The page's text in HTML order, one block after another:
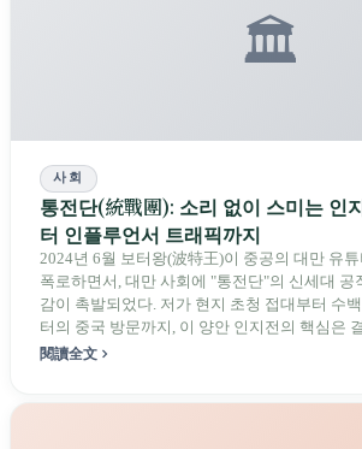
🏛️
사회
통전단(統戰團): 소리 없이 스미는 인
터 인플루언서 트래픽까지
2024년 6월 보터왕(波特王)이 중공의 대만 유
폭로하면서, 대만 사회에 "통전단"의 신세대 공
감이 촉발되었다. 저가 현지 초청 접대부터 수
터의 중국 방문까지, 이 양안 인지전의 핵심은
좋아하게 만드는 것이 아니었다—진짜 목표는
閱讀全文